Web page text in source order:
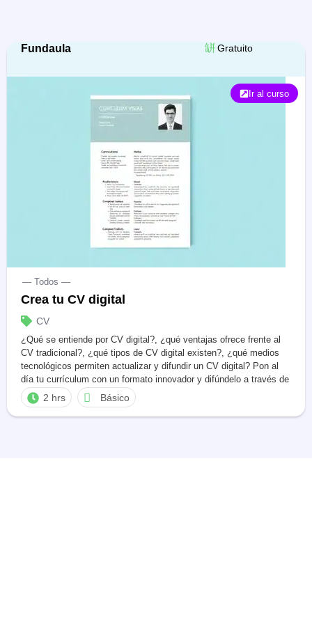
Fundaula Gratuito
Ir al curso
— Todos —
Crea tu CV digital
CV
¿Qué se entiende por CV digital?, ¿qué ventajas ofrece frente al
CV tradicional?, ¿qué tipos de CV digital existen?, ¿qué medios
tecnológicos permiten actualizar y difundir un CV digital? Pon al
día tu currículum con un formato innovador y difúndelo a través de
los nuevos canales digitales.
2 hrs Básico